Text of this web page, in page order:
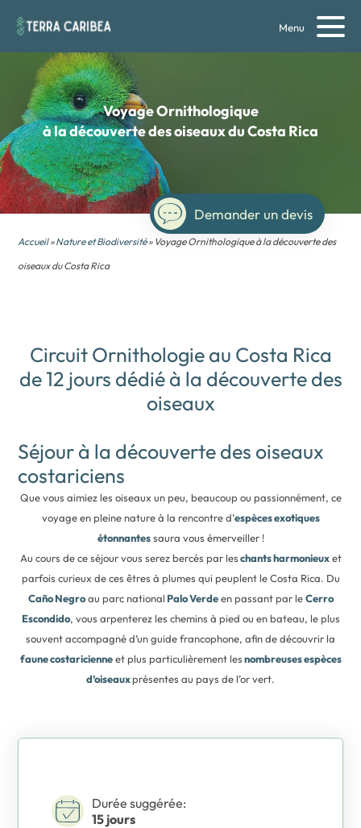
Menu
Voyage Ornithologique
à la découverte des oiseaux du Costa Rica
Demander un devis
Accueil»Nature et Biodiversité» Voyage Ornithologique à la découverte des
oiseaux du Costa Rica
Circuit Ornithologie au Costa Rica
de 12 jours dédié à la découverte des
oiseaux
Séjour à la découverte des oiseaux
costariciens
Que vous aimiez les oiseaux un peu, beaucoup ou passionnément, ce
voyage en pleine nature à la rencontre d’espèces exotiques
étonnantessaura vous émerveiller !
Au cours de ce séjour vous serez bercés par leschants harmonieuxet
parfois curieux de ces êtres à plumes qui peuplent le Costa Rica. Du
Caño Negroau parc national Palo Verdeen passant par leCerro
Escondido, vous arpenterez les chemins à pied ou en bateau, le plus
souvent accompagné d’un guide francophone, afin de découvrir la
faune costaricienneet plus particulièrement lesnombreuses espèces
d’oiseauxprésentes au pays de l’or vert.
Durée suggérée:
15 jours